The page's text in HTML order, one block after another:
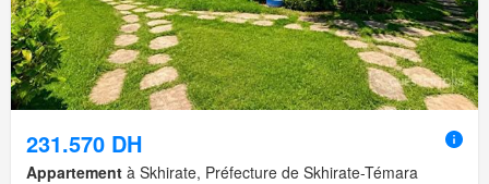
231.570 DH
Appartement à Skhirate, Préfecture de Skhirate-Témara